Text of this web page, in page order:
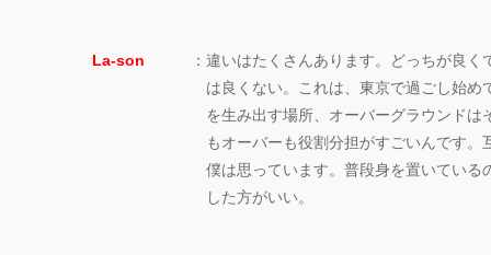
La-son ： 違いはたくさんあります。どっちが良
は良くない。これは、東京で過ごし始
を生み出す場所、オーバーグラウンド
もオーバーも役割分担がすごいんです
僕は思っています。普段身を置いてい
した方がいい。